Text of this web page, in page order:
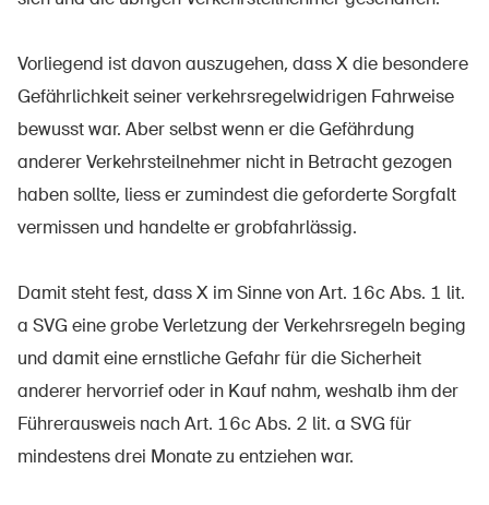
Vorliegend ist davon auszugehen, dass X die besondere
Gefährlichkeit seiner verkehrsregelwidrigen Fahrweise
bewusst war. Aber selbst wenn er die Gefährdung
anderer Verkehrsteilnehmer nicht in Betracht gezogen
haben sollte, liess er zumindest die geforderte Sorgfalt
vermissen und handelte er grobfahrlässig.
Damit steht fest, dass X im Sinne von Art. 16c Abs. 1 lit.
a SVG eine grobe Verletzung der Verkehrsregeln beging
und damit eine ernstliche Gefahr für die Sicherheit
anderer hervorrief oder in Kauf nahm, weshalb ihm der
Führerausweis nach Art. 16c Abs. 2 lit. a SVG für
mindestens drei Monate zu entziehen war.